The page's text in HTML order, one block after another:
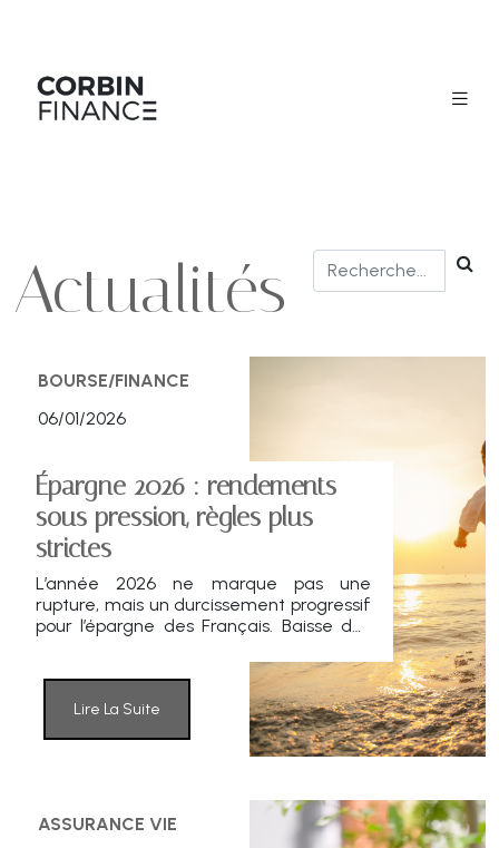
Actualités
BOURSE/FINANCE
06/01/2026
Épargne 2026 : rendements
sous pression, règles plus
strictes
L’année 2026 ne marque pas une
rupture, mais un durcissement progressif
pour l’épargne des Français. Baisse des
renforcé des contrats et fiscalité
alourdie redessinent la trajectoire des
placements. Une recomposition qui
impose de revoir ses arbitrages.
Lire La Suite
ASSURANCE VIE